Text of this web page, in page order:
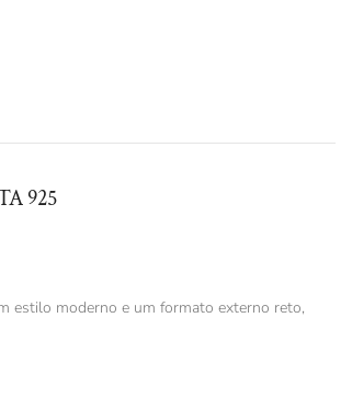
925
estilo moderno e um formato externo reto,